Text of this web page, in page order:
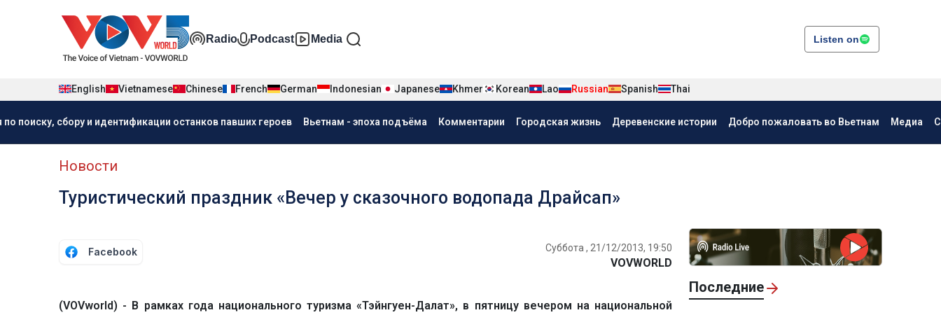
Đa phương tiện tiếng Nga
Radio Podcast Media Listen on
English Vietnamese Chinese French German Indonesian Japanese Khmer Korean Lao Russian Spanish Thai
Menu trang chủ tiếng Nga
поиску, сбору и идентификации останков павших героев Вьетнам - эпоха подъёма Комментарии Городская жизнь Деревенские истории Добро пожаловать во Вьетнам Медиа
menu phụ tiếng Nga
Новости
Туристический праздник «Вечер у сказочного водопада Драйсап»
Facebook Суббота , 21/12/2013, 19:50
VOVWORLD
(VOVworld) - В рамках года национального туризма «Тэйнгуен-Далат», в пятницу вечером на национальной
Последние